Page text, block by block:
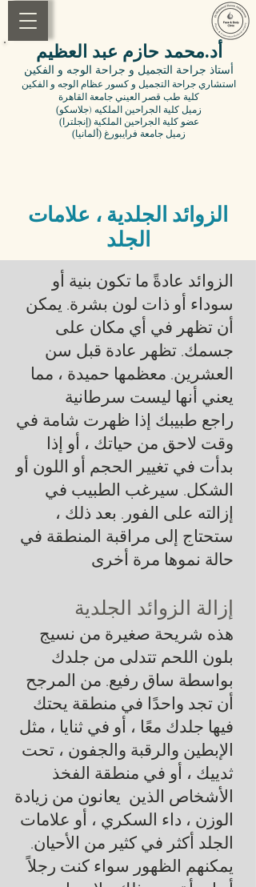
أد.محمد حازم عبد العظيم
أستاذ جراحة التجميل و جراحة الوجه و الفكين
استشاري جراحة التجميل و كسور عظام الوجه و الفكين
كلية طب قصر العيني جامعة القاهرة
(زميل كلية الجراحين الملكيه (جلاسكو
(عضو كلية الجراحين الملكية (إنجلترا
(زميل جامعة فرايبورغ (ألمانيا
الزوائد الجلدية ، علامات
الجلد
الزوائد عادةً ما تكون بنية أو
سوداء أو ذات لون بشرة. يمكن
أن تظهر في أي مكان على
جسمك. تظهر عادة قبل سن
العشرين. معظمها حميدة ، مما
يعني أنها ليست سرطانية
راجع طبيبك إذا ظهرت شامة في
وقت لاحق من حياتك ، أو إذا
بدأت في تغيير الحجم أو اللون أو
الشكل. سيرغب الطبيب في
إزالته على الفور. بعد ذلك ،
ستحتاج إلى مراقبة المنطقة في
حالة نموها مرة أخرى
إزالة الزوائد الجلدية
هذه شريحة صغيرة من نسيج
بلون اللحم تتدلى من جلدك
بواسطة ساق رفيع. من المرجح
أن تجد واحدًا في منطقة يحتك
فيها جلدك معًا ، أو في ثنايا ، مثل
الإبطين والرقبة والجفون ، تحت
ثدييك ، أو في منطقة الفخذ
الأشخاص الذين يعانون من زيادة
الوزن ، داء السكري ، أو علامات
الجلد أكثر في كثير من الأحيان.
يمكنهم الظهور سواء كنت رجلاً